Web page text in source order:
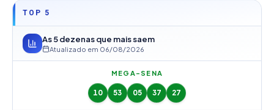
TOP 5
As 5 dezenas que mais saem
Atualizado em 06/08/2026
MEGA-SENA
10 53 05 37 27